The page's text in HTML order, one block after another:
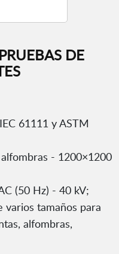
DE
61111 y ASTM
- 1200×1200
(50 Hz) - 40 kV;
tamaños para
alfombras,